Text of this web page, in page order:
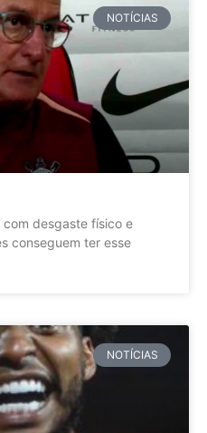
NOTÍCIAS
com desgaste físico e
conseguem ter esse
NOTÍCIAS